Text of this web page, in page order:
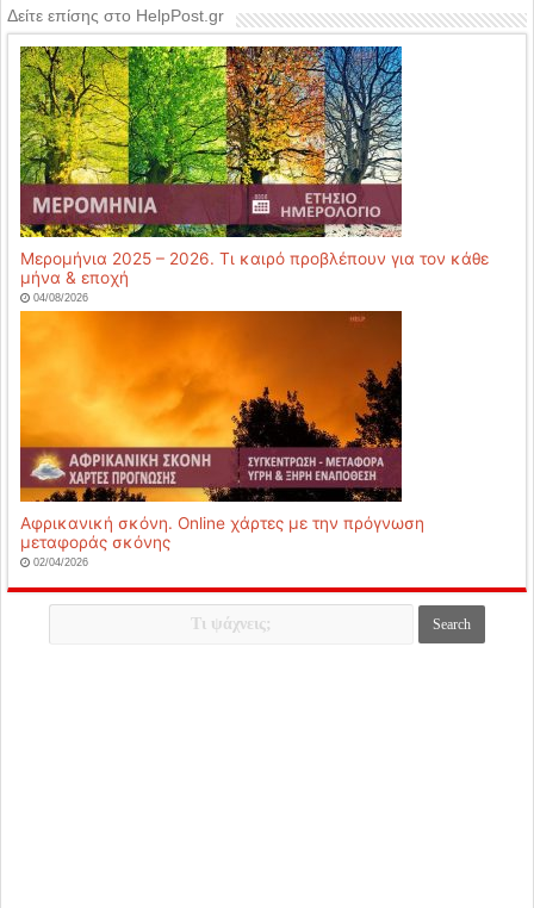
Δείτε επίσης στο HelpPost.gr
Μερομήνια 2025 – 2026. Τι καιρό προβλέπουν για τον κάθε
μήνα & εποχή
04/08/2026
Αφρικανική σκόνη. Online χάρτες με την πρόγνωση
μεταφοράς σκόνης
02/04/2026